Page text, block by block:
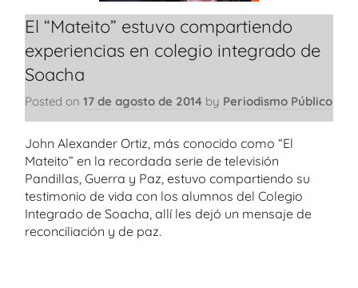
El “Mateito” estuvo compartiendo
experiencias en colegio integrado de
Soacha
Posted on 17 de agosto de 2014 by Periodismo Público
John Alexander Ortiz, más conocido como “El
Mateito” en la recordada serie de televisión
Pandillas, Guerra y Paz, estuvo compartiendo su
testimonio de vida con los alumnos del Colegio
Integrado de Soacha, allí les dejó un mensaje de
reconciliación y de paz.